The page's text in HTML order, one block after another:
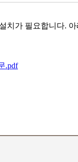
치가 필요합니다.
.pdf